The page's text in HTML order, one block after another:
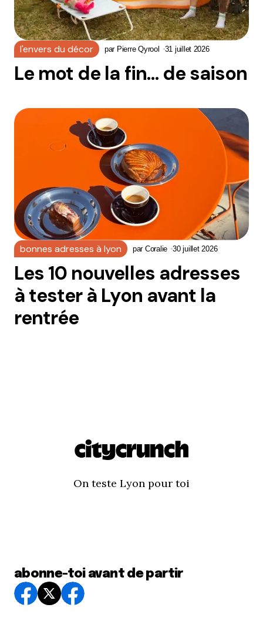
l'envers du décor par Pierre Qyrool 31 juillet 2026
Le mot de la fin… de saison
bonnes adresses à lyon par Coralie 30 juillet 2026
Les 10 nouvelles adresses
à tester à Lyon avant la
rentrée
On teste Lyon pour toi
abonne-toi avant de partir